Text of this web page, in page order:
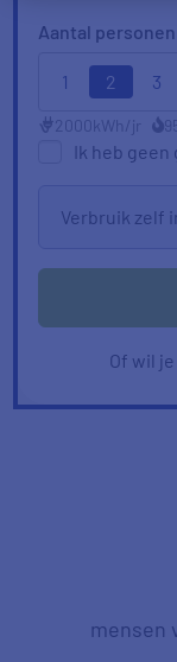
Aantal personen
1 2 3
2000kWh/jr
Ik heb geen
Of wil
Verbruik zelf
mensen